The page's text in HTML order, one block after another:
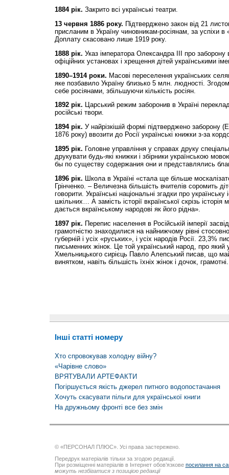
1884 рік. Закрито всі українські театри.
13 червня 1886 року. Підтверджено закон від 21
присланим в Україну чиновникам-росіянам, за успіхи в
Доплату скасовано лише 1919 року.
1888 рік. Указ імператора Олександра ІІІ про
офіційних установах і хрещення дітей українськими
1890–1914 роки. Масові переселення українських
яке позбавило Україну близько 5 млн. людності. Згодом
себе росіянами, збільшуючи кількість росіян.
1892 рік. Царський режим заборонив в Україні
російські твори.
1894 рік. У найрізкішій формі підтверджено заборону
1876 року) ввозити до Росії українські книжки з-за
1895 рік. Головне управління у справах друку
друкувати будь-які книжки і збірники українською
бы по существу содержания они и представлялись
1896 рік.
Школа в Україні «стала ще більше
Грінченко. – Величезна більшість вчителів соромить
говорити. Українські національні згадки про
шкільних… А замість історії вкраїнської скрізь
дається вкраїнському народові як його рідна».
1897 рік. Перепис населення в Російській імперії
грамотністю знаходилися на найнижчому рівні
губерній і усіх «руських», і усіх народів Росії. 23,3%
письменних жінок. Це той український народ, про який
Хмельницького сирієць Павло Алепський писав, що
винятком, навіть більшість їхніх жінок і дочок, грамотні.
Інші статті номеру
Хто спровокував холодну війну?
«Чарівне слово»
ВРЯТУВАЛИ АРТЕФАКТИ
Погіршується якість джерел питного водопостачання
Хочуть скасувати пільги для української книги
На дружньому фронті все без змін
© «ПЕРСОНАЛ ПЛЮС». Усі права застережено.
Передрук матеріалів тільки за згодою редакції.
При розміщенні матеріалів в Інтернет обов’язкове посилання на
можуть незбігатися з позицією редакції